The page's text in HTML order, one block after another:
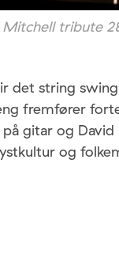
Mitchell tribute
det string
fremfører
på gitar og
og